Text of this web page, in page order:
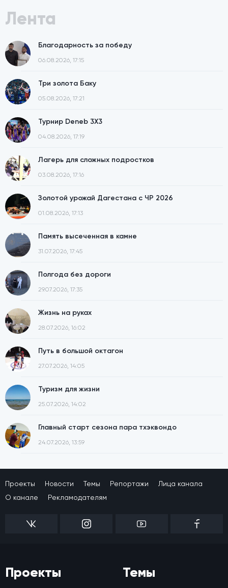
Лента
Благодарность за победу
06.08.2026, 17:15
Три золота Баку
05.08.2026, 17:21
Турнир Deneb 3X3
04.08.2026, 17:19
Лагерь для сложных подростков
03.08.2026, 17:16
Золотой урожай Дагестана с ЧР 2026
01.08.2026, 17:13
Память высеченная в камне
31.07.2026, 17:45
Полгода без дороги
29.07.2026, 17:35
Жизнь на руках
28.07.2026, 16:02
Путь в большой октагон
27.07.2026, 14:05
Туризм для жизни
25.07.2026, 14:02
Главный старт сезона пара тхэквондо
24.07.2026, 13:59
Проекты Новости Темы Репортажи
Лица канала
О канале
Рекламодателям
Проекты Темы